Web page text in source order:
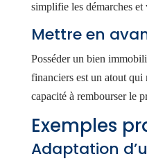
simplifie les démarches
Mettre en
Posséder un bien
financiers est un atout qui
capacité à rembourser le
Exemples
Adaptation